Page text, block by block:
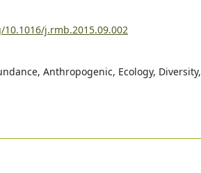
j.rmb.2015.09.002
Anthropogenic, Ecology, Diversity,